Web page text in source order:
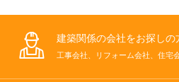
建築関係の会社をお探しの
工事会社、リフォーム会社、住宅